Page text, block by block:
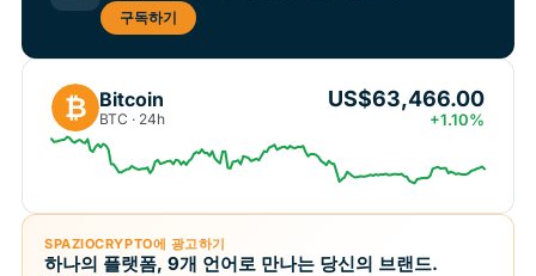
구독하기
₿ Bitcoin
BTC · 24h
US$63,466.00
+1.10%
SPAZIOCRYPTO에 광고하기
하나의 플랫폼, 9개 언어로 만나는 당신의 브랜드.